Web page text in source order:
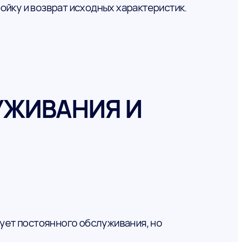
и возврат исходных характеристик.
И
постоянного обслуживания, но